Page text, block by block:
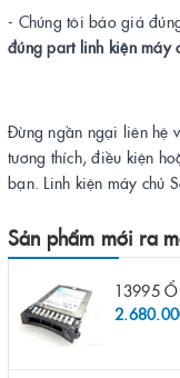
- Chúng tôi báo giá
đúng part linh kiện máy
Đừng ngần ngại liên hệ
tương thích, điều kiện
bạn. Linh kiện máy chủ
Sản phẩm mới ra